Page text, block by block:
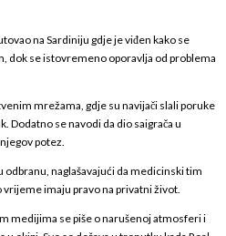
na Sardiniju gdje je viđen kako se
dok se istovremeno oporavlja od problema
mrežama, gdje su navijači slali poruke
Dodatno se navodi da dio saigrača u
potez.
naglašavajući da medicinski tim
imaju pravo na privatni život.
medijima se piše o narušenoj atmosferi i